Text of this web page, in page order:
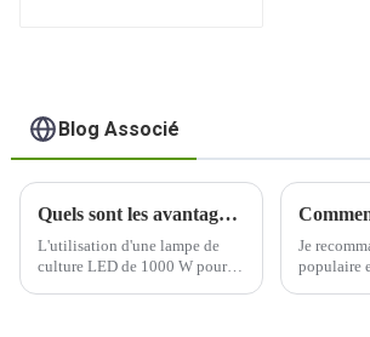
Blog Associé
Quels sont les avantages du jardinage intérieur lorsqu'on utilise une lampe de culture LED de 1000 W ?
L'utilisation d'une lampe de
culture LED de 1000 W pour le
Je
populaire